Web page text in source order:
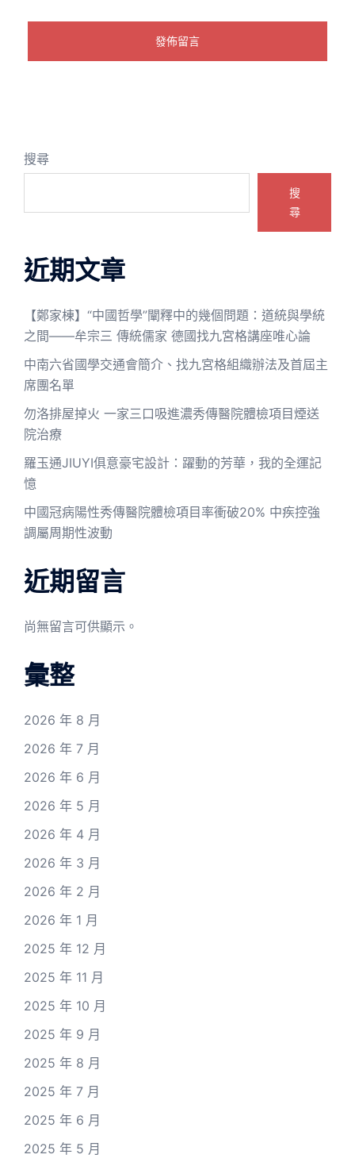
搜尋
搜
尋
近期文章
【鄭家棟】“中國哲學”闡釋中的幾個問題：道統與學統
之間——牟宗三 傳統儒家 德國找九宮格講座唯心論
中南六省國學交通會簡介、找九宮格組織辦法及首屆主
席團名單
勿洛排屋掉火 一家三口吸進濃秀傳醫院體檢項目煙送
院治療
羅玉通JIUYI俱意豪宅設計：躍動的芳華，我的全運記
憶
中國冠病陽性秀傳醫院體檢項目率衝破20% 中疾控強
調屬周期性波動
近期留言
尚無留言可供顯示。
彙整
2026 年 8 月
2026 年 7 月
2026 年 6 月
2026 年 5 月
2026 年 4 月
2026 年 3 月
2026 年 2 月
2026 年 1 月
2025 年 12 月
2025 年 11 月
2025 年 10 月
2025 年 9 月
2025 年 8 月
2025 年 7 月
2025 年 6 月
2025 年 5 月